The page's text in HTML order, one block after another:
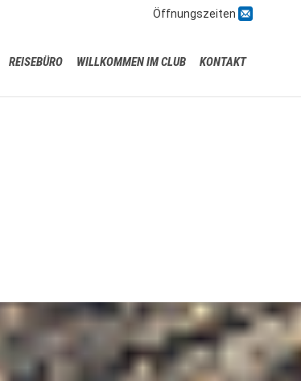
Öffnungszeiten 
REISEBÜRO WILLKOMMEN IM CLUB KONTAKT